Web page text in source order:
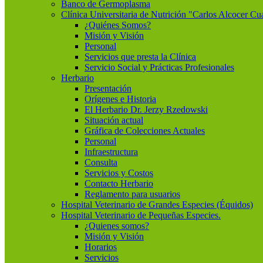
Banco de Germoplasma
Clínica Universitaria de Nutrición "Carlos Alcocer
¿Quiénes Somos?
Misión y Visión
Personal
Servicios que presta la Clínica
Servicio Social y Prácticas Profesionales
Herbario
Presentación
Orígenes e Historia
El Herbario Dr. Jerzy Rzedowski
Situación actual
Gráfica de Colecciones Actuales
Personal
Infraestructura
Consulta
Servicios y Costos
Contacto Herbario
Reglamento para usuarios
Hospital Veterinario de Grandes Especies (Équidos)
Hospital Veterinario de Pequeñas Especies.
¿Quienes somos?
Misión y Visión
Horarios
Servicios